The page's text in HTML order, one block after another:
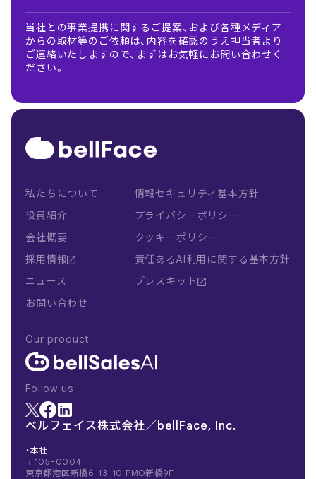
当社との事業提携に関するご提案、および各種メディア
からの取材等のご依頼は、内容を確認のうえ担当者より
ご連絡いたしますので、まずはお気軽にお問い合わせく
ださい。
ベルフェイス株式会社／bellFace, Inc.
・本社
〒105-0004
東京都港区新橋6-13-10 PMO新橋9F
私たちについて
役員紹介
会社概要
採用情報
ニュース
お問い合わせ
情報セキュリティ基本方針
プライバシーポリシー
クッキーポリシー
責任あるAI利用に関する基本方針
プレスキット
Our product
Follow us